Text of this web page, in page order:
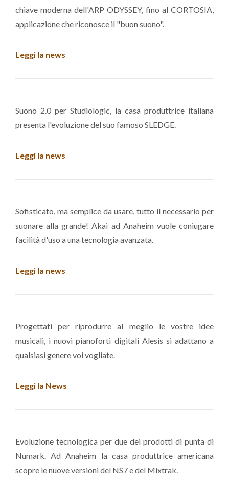
chiave moderna dell'ARP ODYSSEY, fino al CORTOSIA,
applicazione che riconosce il "buon suono".
Leggi la news
Suono 2.0 per Studiologic, la casa produttrice italiana
presenta l'evoluzione del suo famoso SLEDGE.
Leggi la news
Sofisticato, ma semplice da usare, tutto il necessario per
suonare alla grande! Akai ad Anaheim vuole coniugare
facilità d'uso a una tecnologia avanzata.
Leggi la news
Progettati per riprodurre al meglio le vostre idee
musicali, i nuovi pianoforti digitali Alesis si adattano a
qualsiasi genere voi vogliate.
Leggi la News
Evoluzione tecnologica per due dei prodotti di punta di
Numark. Ad Anaheim la casa produttrice americana
scopre le nuove versioni del NS7 e del Mixtrak.